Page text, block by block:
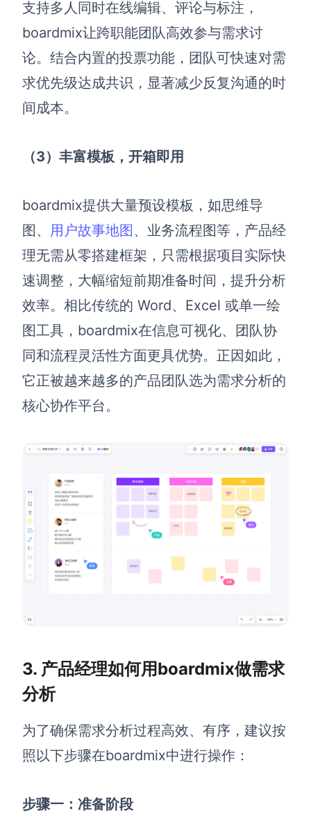
支持多人同时在线编辑、评论与标注，
boardmix让跨职能团队高效参与需求讨
论。结合内置的投票功能，团队可快速对需
求优先级达成共识，显著减少反复沟通的时
间成本。
（3）丰富模板，开箱即用
boardmix提供大量预设模板，如思维导
图、 用户故事地图、业务流程图等，产品经
理无需从零搭建框架，只需根据项目实际快
速调整，大幅缩短前期准备时间，提升分析
效率。相比传统的 Word、Excel 或单一绘
图工具，boardmix在信息可视化、团队协
同和流程灵活性方面更具优势。正因如此，
它正被越来越多的产品团队选为需求分析的
核心协作平台。
3. 产品经理如何用boardmix做需求
分析
为了确保需求分析过程高效、有序，建议按
照以下步骤在boardmix中进行操作：
步骤一：准备阶段